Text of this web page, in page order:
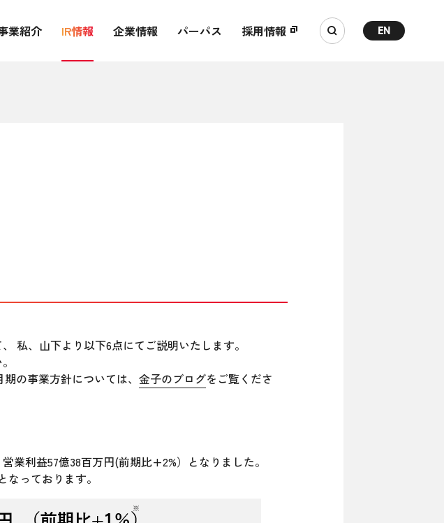
業紹介 IR情報 企業情報 パーパス 採用情報 EN
私、山下より以下6点にてご説明いたします。
の事業方針については、 金子のブログをご覧くださ
業利益57億38百万円(前期比+2%）となりました。
っております。